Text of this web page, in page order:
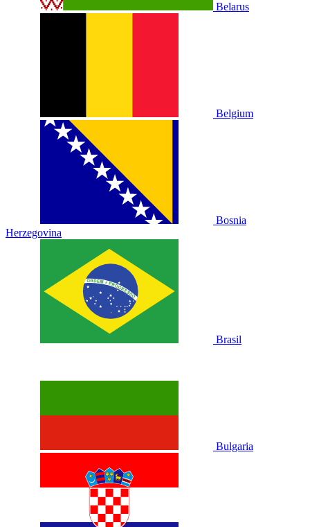
Belarus
Belgium
Bosnia
Herzegovina
Brasil
Bulgaria